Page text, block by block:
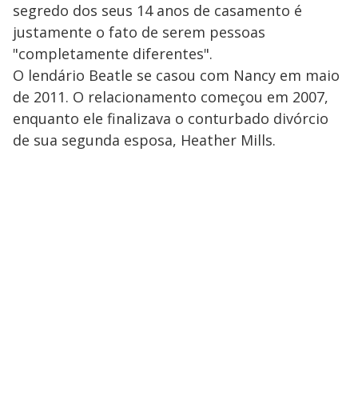
segredo dos seus 14 anos de casamento é
justamente o fato de serem pessoas
"completamente diferentes".
O lendário Beatle se casou com Nancy em maio
de 2011. O relacionamento começou em 2007,
enquanto ele finalizava o conturbado divórcio
de sua segunda esposa, Heather Mills.